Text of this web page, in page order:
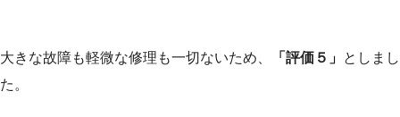
大きな故障も軽微な修理も一切ないため、 「評価５」 としまし
た。